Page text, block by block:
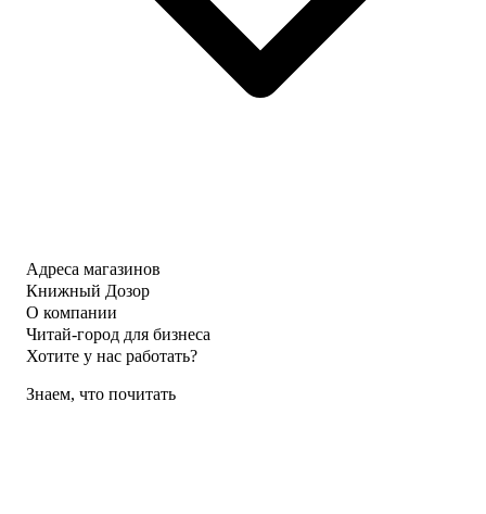
Адреса магазинов
Книжный Дозор
О компании
Читай-город для бизнеса
Хотите у нас работать?
Знаем, что почитать